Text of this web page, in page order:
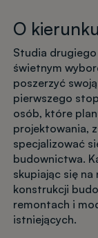
O kierunku
Studia
świetnym
poszerzyć
pierwszego
osób, które
projektowania,
specjalizować
budownictwa.
skupiając się
konstrukcji
remontach i
istniejących.